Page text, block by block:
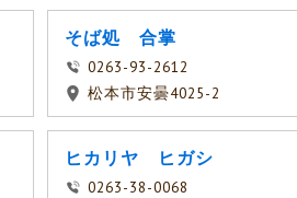
そば処 合掌
0263-93-2612
松本市安曇4025-2
ヒカリヤ ヒガシ
0263-38-0068